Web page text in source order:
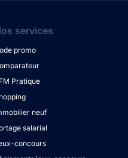
services
promo
Pratique
neuf
salarial
concours